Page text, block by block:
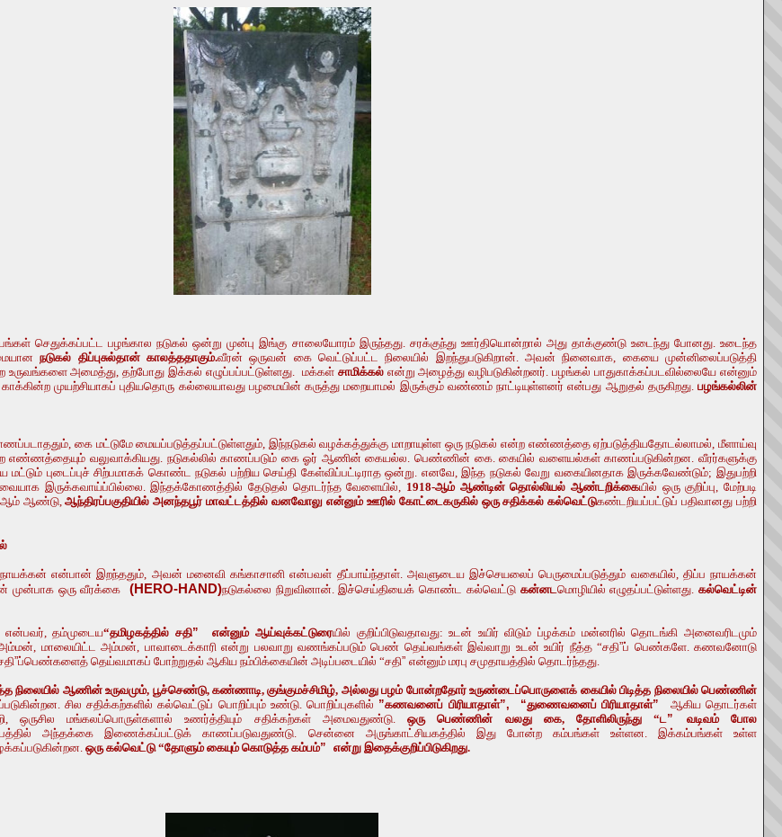
செதுக்கப்பட்ட பழங்கால நடுகல் ஒன்று முன்பு இங்கு சாலையோரம் இருந்தது. சரக்குந்து ஊர்தியொன்றால் அது தாக்குண்டு உடைந்து போனது. உடைந்த
நடுகல் திப்புசுல்தான் காலத்ததாகும்.வீரன் ஒருவன் கை வெட்டுப்பட்ட நிலையில் இறந்துபடுகிறான். அவன் நினைவாக, கையை முன்னிலைப்படுத்தி
உருவங்களை அமைத்து, தற்போது இக்கல் எழுப்பப்பட்டுள்ளது. மக்கள் சாமிக்கல்என்று அழைத்து வழிபடுகின்றனர். பழங்கல் பாதுகாக்கப்படவில்லையே என்னும்
முயற்சியாகப் புதியதொரு கல்லையாவது பழமையின் கருத்து மறையாமல் இருக்கும் வண்ணம் நாட்டியுள்ளனர் என்பது ஆறுதல் தருகிறது. பழங்கல்லின்
காணப்படாததும், கை மட்டுமே மையப்படுத்தப்பட்டுள்ளதும், இந்நடுகல் வழக்கத்துக்கு மாறாயுள்ள ஒரு நடுகல் என்ற எண்ணத்தை ஏற்படுத்தியதோடல்லாமல், மீளாய்வு
எண்ணத்தையும் வலுவாக்கியது. நடுகல்லில் காணப்படும் கை ஓர் ஆணின் கையல்ல. பெண்ணின் கை. கையில் வளையல்கள் காணப்படுகின்றன. வீரர்களுக்கு
மட்டும் புடைப்புச் சிற்பமாகக் கொண்ட நடுகல் பற்றிய செய்தி கேள்விப்பட்டிராத ஒன்று. எனவே, இந்த நடுகல் வேறு வகையினதாக இருக்கவேண்டும்; இதுபற்றி
இருக்கவாய்ப்பில்லை. இந்தக்கோணத்தில் தேடுதல் தொடர்ந்த வேளையில், 1918-ஆம் ஆண்டின் தொல்லியல் ஆண்டறிக்கையில் ஒரு குறிப்பு, மேற்படி
ஆம் ஆண்டு,ஆந்திரப்பகுதியில் அனந்தபூர் மாவட்டத்தில் வனவோலு என்னும் ஊரில் கோட்டைகருகில் ஒரு சதிக்கல் கல்வெட்டுகண்டறியப்பட்டுப் பதிவானது பற்றி
என்பான் இறந்ததும், அவன் மனைவி கங்காசானி என்பவள் தீப்பாய்ந்தாள். அவளுடைய இச்செயலைப் பெருமைப்படுத்தும் வகையில், திப்ப நாயக்கன்
ஒரு வீரக்கை (HERO-HAND)நடுகல்லை நிறுவினான். இச்செய்தியைக் கொண்ட கல்வெட்டு கன்னடமொழியில் எழுதப்பட்டுள்ளது. கல்வெட்டின்
என்பவர், தம்முடைய“தமிழகத்தில் சதி”என்னும் ஆய்வுக்கட்டுரையில் குறிப்பிடுவதாவது: உடன் உயிர் விடும் ப்ழக்கம் மன்னரில் தொடங்கி அனைவரிடமும்
மாலையிட்ட அம்மன், பாவாடைக்காரி என்று பலவாறு வணங்கப்படும் பெண் தெய்வங்கள் இவ்வாறு உடன் உயிர் நீத்த “சதி”ப் பெண்களே. கணவனோடு
”ப்பெண்களைத் தெய்வமாகப் போற்றுதல் ஆகிய நம்பிக்கையின் அடிப்படையில் “சதி” என்னும் மரபு சமுதாயத்தில் தொடர்ந்தது.
நிலையில் ஆணின் உருவமும், பூச்செண்டு, கண்ணாடி, குங்குமச்சிமிழ், அல்லது பழம் போன்றதோர் உருண்டைப்பொருளைக் கையில் பிடித்த நிலையில் பெண்ணின்
சில சதிக்கற்களில் கல்வெட்டுப் பொறிப்பும் உண்டு. பொறிப்புகளில் ”கணவனைப் பிரியாதாள்”, “துணைவனைப் பிரியாதாள்”
ஆகிய தொடர்கள்
ஒருசில மங்கலப்பொருள்களால் உணர்த்தியும் சதிக்கற்கள் அமைவதுண்டு.ஒரு பெண்ணின் வலது கை, தோளிலிருந்து “ட” வடிவம் போல
அந்தக்கை இணைக்கப்பட்டுக் காணப்படுவதுண்டு. சென்னை அருங்காட்சியகத்தில் இது போன்ற கம்பங்கள் உள்ளன. இக்கம்பங்கள் உள்ள
ஒரு கல்வெட்டு “தோளும் கையும் கொடுத்த கம்பம்” என்று இதைக்குறிப்பிடுகிறது.